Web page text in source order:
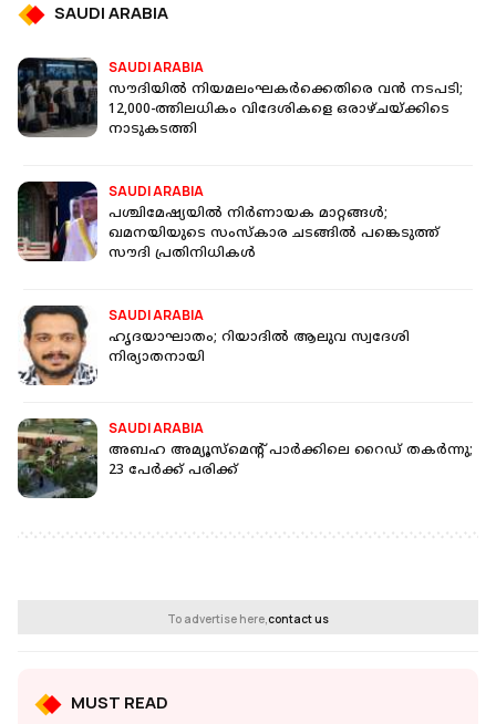
SAUDI ARABIA
SAUDI ARABIA
സൗദിയിൽ നിയമലംഘകർക്കെതിരെ വൻ നടപടി;
12,000-ത്തിലധികം വിദേശികളെ ഒരാഴ്ചയ്ക്കിടെ
നാടുകടത്തി
SAUDI ARABIA
പശ്ചിമേഷ്യയിൽ നിർണായക മാറ്റങ്ങൾ;
ഖമനയിയുടെ സംസ്കാര ചടങ്ങിൽ പങ്കെടുത്ത്
സൗദി പ്രതിനിധികൾ
SAUDI ARABIA
ഹൃദയാഘാതം; റിയാദില്‍ ആലുവ സ്വദേശി
നിര്യാതനായി
SAUDI ARABIA
അബഹ അമ്യൂസ്‌മെന്റ് പാര്‍ക്കിലെ റൈഡ് തകര്‍ന്നു;
23 പേര്‍ക്ക് പരിക്ക്
To advertise here,contact us
MUST READ